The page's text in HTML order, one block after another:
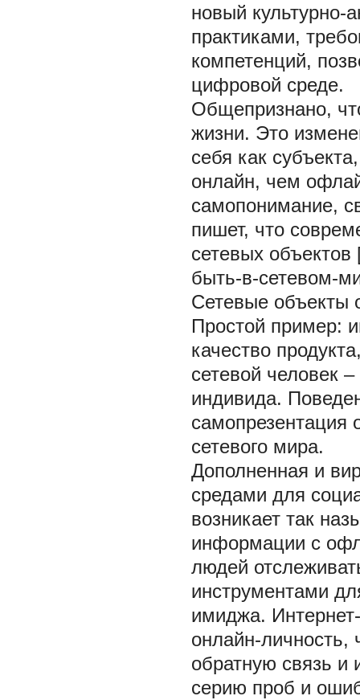
новый культурно-
практиками,
компетенций,
цифровой среде.
Общепризнано,
жизни. Это
себя как
онлайн, чем
самопонимание,
пишет, что
сетевых
быть-в-сетевом-
Сетевые объекты
Простой пример:
качество
сетевой человек
индивида.
самопрезентация
сетевого мира.
Дополненная и
средами для
возникает так
информации с
людей
инструментами
имиджа.
онлайн-
обратную связь и
серию проб и